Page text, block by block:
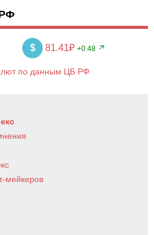
$ 81.41₽ +0.48
по данным ЦБ РФ
мейкеров